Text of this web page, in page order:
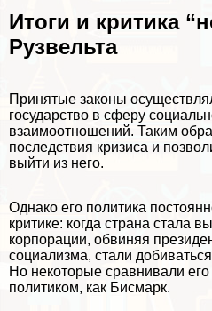
Итоги и критика
Рузвельта
Принятые законы
государство в сферу
взаимоотношений. Таким
последствия кризиса и
выйти из него.
Однако его политика
критике: когда страна стала
корпорации, обвиняя
социализма, стали
Но некоторые сравнивали
политиком, как Бисмарк.